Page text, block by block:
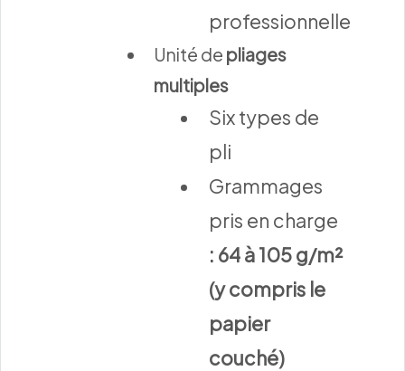
professionnelle
Unité de pliages
multiples
Six types de
pli
Grammages
pris en charge
: 64 à 105 g/m²
(y compris le
papier
couché)